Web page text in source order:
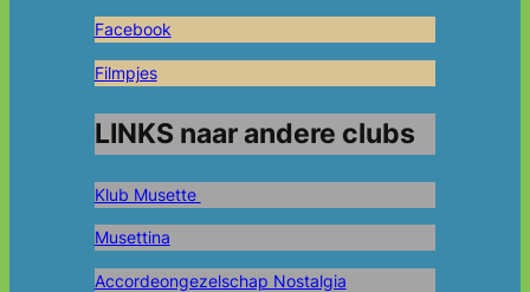
Facebook
Filmpjes
LINKS naar andere clubs
Klub Musette
Musettina
Accordeongezelschap Nostalgia